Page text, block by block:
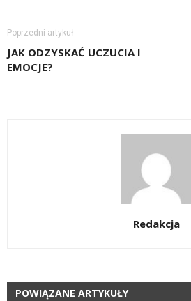
Poprzedni artykuł
JAK ODZYSKAĆ UCZUCIA I
EMOCJE?
Redakcja
POWIĄZANE ARTYKUŁY